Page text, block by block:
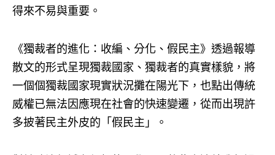
得來不易與重要。
《獨裁者的進化：收編、分化、假民主》透過報導
散文的形式呈現獨裁國家、獨裁者的真實樣貌，將
一個個獨裁國家現實狀況攤在陽光下，也點出傳統
威權已無法因應現在社會的快速變遷，從而出現許
多披著民主外皮的「假民主」。